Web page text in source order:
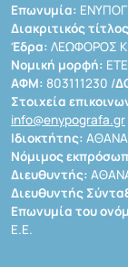
Επωνυμία:
Διακριτικός
Έδρα: ΛΕΩΦΟΡΟΣ
Νομική μορφή:
ΑΦΜ: 803111230 /
Στοιχεία
info@enypografa.gr
Ιδιοκτήτης:
Νόμιμος
Διευθυντής:
Διευθυντής
Επωνυμία του
Ε.Ε.